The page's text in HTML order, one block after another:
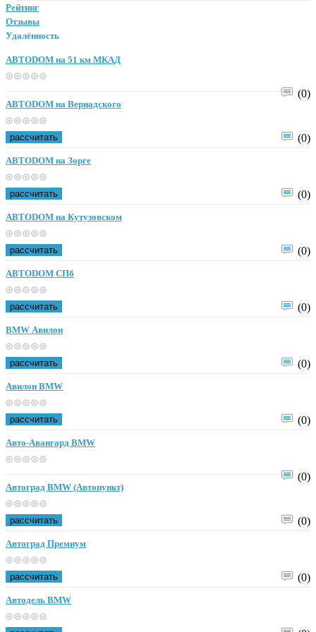
Рейтинг
Отзывы
Удалённость
ABTODOM на 51 км МКАД
(0)
ABTODOM на Вернадского
(0)
рассчитать
ABTODOM на Зорге
(0)
рассчитать
ABTODOM на Кутузовском
(0)
рассчитать
ABTODOM СПб
(0)
рассчитать
BMW Авилон
(0)
рассчитать
Авилон BMW
(0)
рассчитать
Авто-Авангард BMW
(0)
Автоград BMW (Автопункт)
(0)
рассчитать
Автоград Премиум
(0)
рассчитать
Автодель BMW